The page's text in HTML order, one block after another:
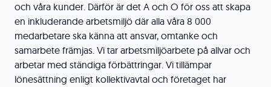
och våra kunder. Därför är det A och O för oss att skapa
en inkluderande arbetsmiljö där alla våra 8 000
medarbetare ska känna att ansvar, omtanke och
samarbete främjas. Vi tar arbetsmiljöarbete på allvar och
arbetar med ständiga förbättringar. Vi tillämpar
lönesättning enligt kollektivavtal och företaget har